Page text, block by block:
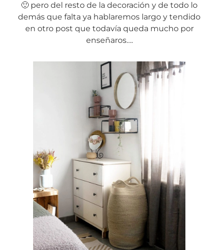
🙂 pero del resto de la decoración y de todo lo
demás que falta ya hablaremos largo y tendido
en otro post que todavía queda mucho por
enseñaros….